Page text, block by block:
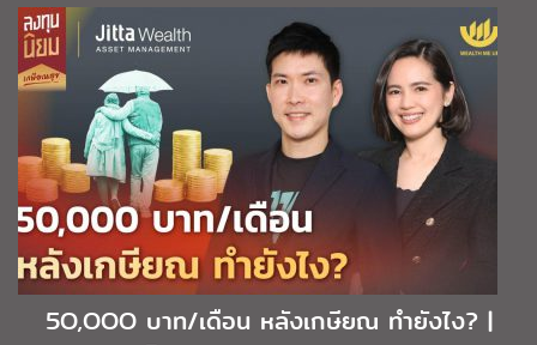
5O,OOO บาท/เดือน หลังเกษียณ ทำยังไง? |